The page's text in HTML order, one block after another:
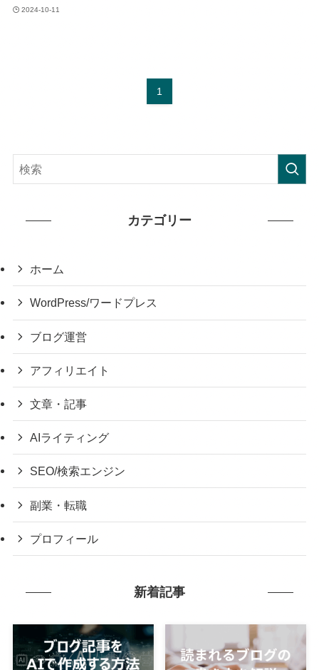
2024-10-11
1
カテゴリー
ホーム
WordPress/ワードプレス
ブログ運営
アフィリエイト
文章・記事
AIライティング
SEO/検索エンジン
副業・転職
プロフィール
新着記事